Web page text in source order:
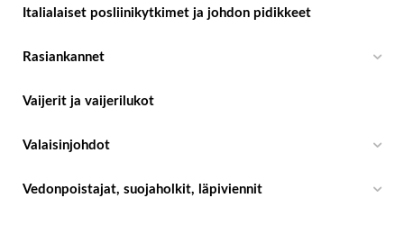
Italialaiset posliinikytkimet ja johdon pidikkeet
Rasiankannet
Vaijerit ja vaijerilukot
Valaisinjohdot
Vedonpoistajat, suojaholkit, läpiviennit